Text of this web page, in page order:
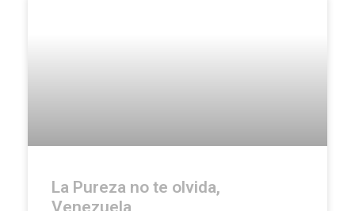
La Pureza no te olvida,
Venezuela